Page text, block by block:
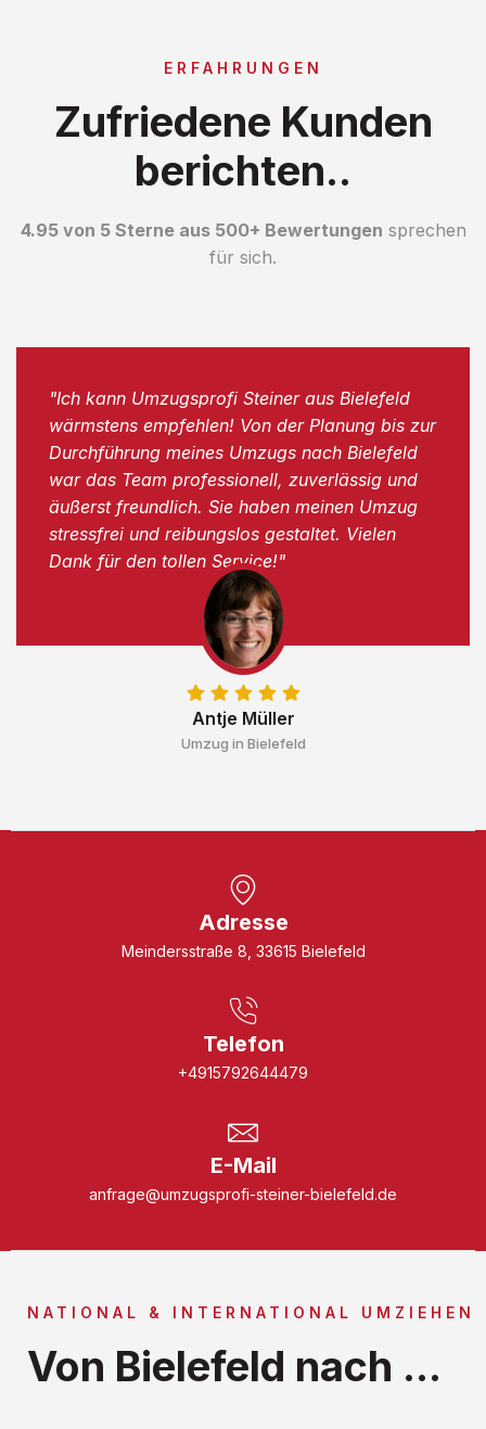
ERFAHRUNGEN
Zufriedene Kunden
berichten..
4.95 von 5 Sterne aus 500+ Bewertungen sprechen
für sich.
Antje Müller
Umzug in Bielefeld
"Ich kann Umzugsprofi Steiner aus Bielefeld
wärmstens empfehlen! Von der Planung bis zur
Durchführung meines Umzugs nach Bielefeld
war das Team professionell, zuverlässig und
äußerst freundlich. Sie haben meinen Umzug
stressfrei und reibungslos gestaltet. Vielen
Dank für den tollen Service!"
Adresse
Meindersstraße 8, 33615 Bielefeld
Telefon
+4915792644479
E-Mail
anfrage@umzugsprofi-steiner-bielefeld.de
NATIONAL & INTERNATIONAL UMZIEHEN
Von Bielefeld nach ...